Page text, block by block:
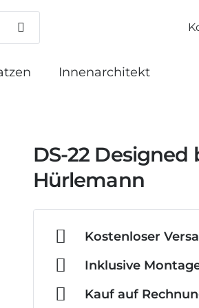
Innenarchitekt
DS-22 Designed
Hürlemann
Kostenloser
Inklusive
Kauf auf